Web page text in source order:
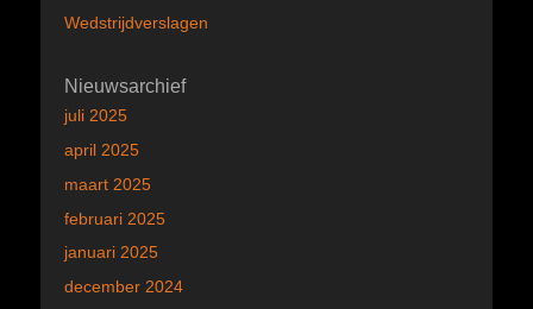
Wedstrijdverslagen
Nieuwsarchief
juli 2025
april 2025
maart 2025
februari 2025
januari 2025
december 2024